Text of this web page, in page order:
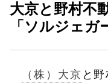
大京と野村不
「ソルジェガ
（株）大京 と